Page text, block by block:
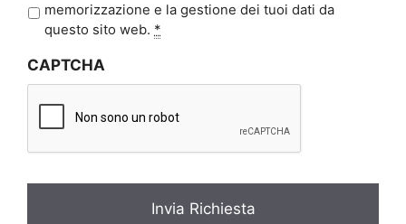
r
a
c
*
memorizzazione e la gestione dei tuoi dati da
questo sito web. *
CAPTCHA